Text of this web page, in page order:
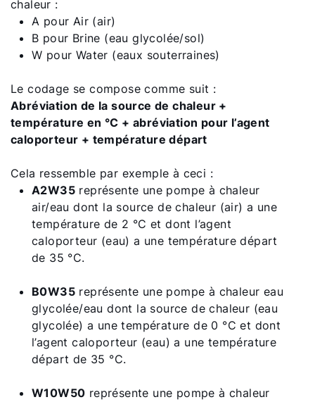
chaleur :
A pour Air (air)
B pour Brine (eau glycolée/sol)
W pour Water (eaux souterraines)
Le codage se compose comme suit :
Abréviation de la source de chaleur +
température en °C + abréviation pour l’agent
caloporteur + température départ
Cela ressemble par exemple à ceci :
A2W35 représente une pompe à chaleur
air/eau dont la source de chaleur (air) a une
température de 2 °C et dont l’agent
caloporteur (eau) a une température départ
de 35 °C.
B0W35 représente une pompe à chaleur eau
glycolée/eau dont la source de chaleur (eau
glycolée) a une température de 0 °C et dont
l’agent caloporteur (eau) a une température
départ de 35 °C.
W10W50 représente une pompe à chaleur